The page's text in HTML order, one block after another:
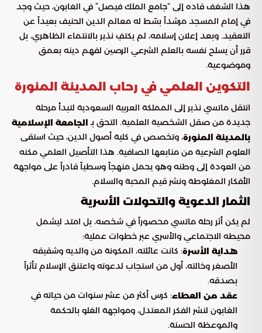
هذا الشغف قاده إلى “جامع الملك فيصل” في الغابون، حيث وجد
في إمام المسجد مرشداً بسّط له معالم الدين الحنيف بعيداً عن
التعقيد. وبعد إعلان إسلامه، لم يكتفِ نذير بالانتماء الظاهري، بل
قرر أن يسلح نفسه بالعلم الشرعي الرصين لفهم دينه بعمق
وموضوعية.
التكوين العلمي في رحاب المدينة المنورة
انتقل ماتسي نذير إلى المملكة العربية السعودية لتبدأ مرحلة
جديدة من صقل الشخصية العلمية. التحق بـ الجامعة الإسلامية
بالمدينة المنورة، وتخصص في كلية أصول الدين، حيث استقى
العلوم الشرعية من منابعها الصافية. هذا التأصيل العلمي مكنه
من العودة إلى وطنه وهو يحمل منهجاً وسطياً قادراً على مواجهة
الأفكار المغلوطة ونشر قيم المحبة والسلام.
الثمار الدعوية والتحولات الأسرية
لم يكن أثر رحلة ماتسي محصوراً في شخصه، بل امتد ليشمل
محيطه الاجتماعي والأسري عبر خطوات عملية:
هداية الأسرة: كانت عائلته، المكونة من والديه وشقيقه
الأصغر وخالته، أول من استجاب لدعوته واعتنق الإسلام تأثراً
بصدقه.
عقد من العطاء: كرس أكثر من عشر سنوات من حياته في
الغابون لنشر الفكر المعتدل، ومواجهة الغلو بالحكمة
والموعظة الحسنة.